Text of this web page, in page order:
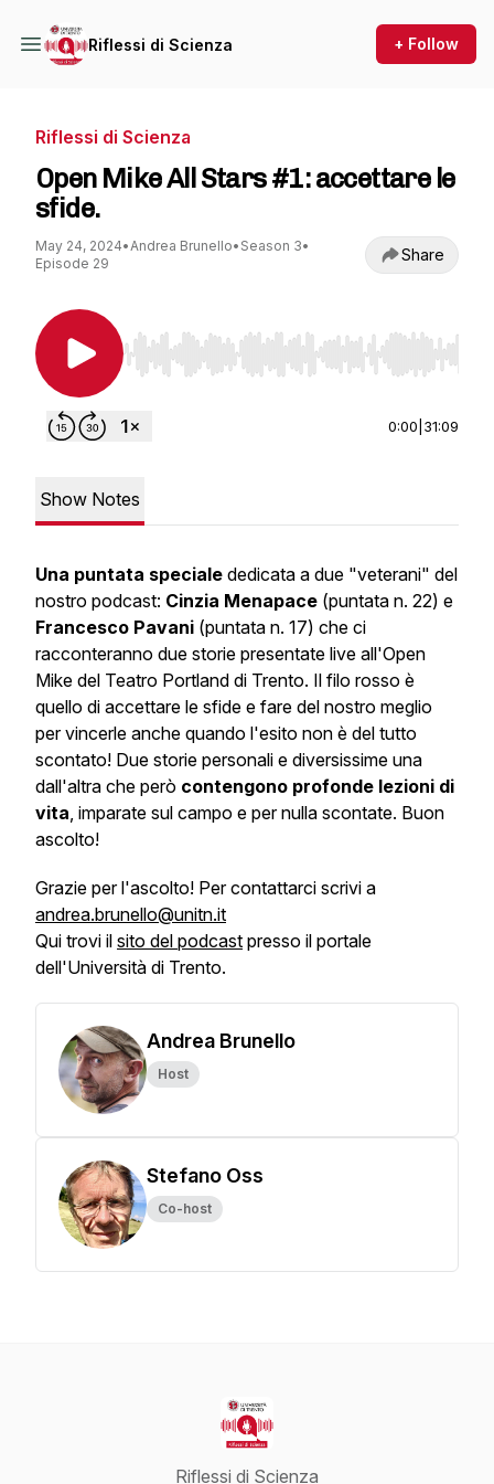
Riflessi di Scienza + Follow
Riflessi di Scienza
Open Mike All Stars #1: accettare le
sfide.
May 24, 2024•Andrea Brunello• Season 3•
Episode 29
Share
Use Left/Right to seek, Home/End to jump to
0:00 31:09
Show Notes
Una puntata speciale dedicata a due "veterani" del
nostro podcast: Cinzia Menapace (puntata n. 22) e
Francesco Pavani (puntata n. 17) che ci
racconteranno due storie presentate live all'Open
Mike del Teatro Portland di Trento. Il filo rosso è
quello di accettare le sfide e fare del nostro meglio
per vincerle anche quando l'esito non è del tutto
scontato! Due storie personali e diversissime una
dall'altra che però contengono profonde lezioni di
vita, imparate sul campo e per nulla scontate. Buon
ascolto!
Grazie per l'ascolto! Per contattarci scrivi a
andrea.brunello@unitn.it
Qui trovi il sito del podcast presso il portale
dell'Università di Trento.
Andrea Brunello
Host
Stefano Oss
Co-host
Riflessi di Scienza